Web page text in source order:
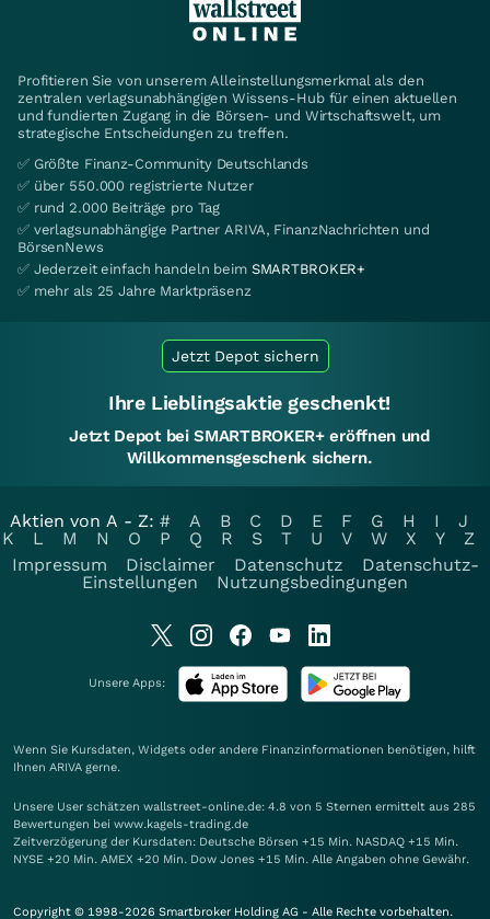
Profitieren Sie von unserem Alleinstellungsmerkmal als den
zentralen verlagsunabhängigen Wissens-Hub für einen aktuellen
und fundierten Zugang in die Börsen- und Wirtschaftswelt, um
strategische Entscheidungen zu treffen.
✅ Größte Finanz-Community Deutschlands
✅ über 550.000 registrierte Nutzer
✅ rund 2.000 Beiträge pro Tag
✅ verlagsunabhängige Partner ARIVA, FinanzNachrichten und
BörsenNews
✅ Jederzeit einfach handeln beim SMARTBROKER+
✅ mehr als 25 Jahre Marktpräsenz
Jetzt Depot sichern
Ihre Lieblingsaktie geschenkt!
Jetzt Depot bei SMARTBROKER+ eröffnen und
Willkommensgeschenk sichern.
Aktien von A - Z: # A B C D E F G H I
J
K
L M N O P Q R S T U V W X Y
Z
Impressum
Disclaimer Datenschutz
Datenschutz-
Einstellungen
Nutzungsbedingungen
Unsere Apps:
Wenn Sie Kursdaten, Widgets oder andere Finanzinformationen benötigen, hilft
Ihnen ARIVA gerne.
Unsere User schätzen wallstreet-online.de: 4.8 von 5 Sternen ermittelt aus 285
Bewertungen bei www.kagels-trading.de
Zeitverzögerung der Kursdaten: Deutsche Börsen +15 Min. NASDAQ +15 Min.
NYSE +20 Min. AMEX +20 Min. Dow Jones +15 Min. Alle Angaben ohne Gewähr.
Copyright © 1998-2026 Smartbroker Holding AG - Alle Rechte vorbehalten.